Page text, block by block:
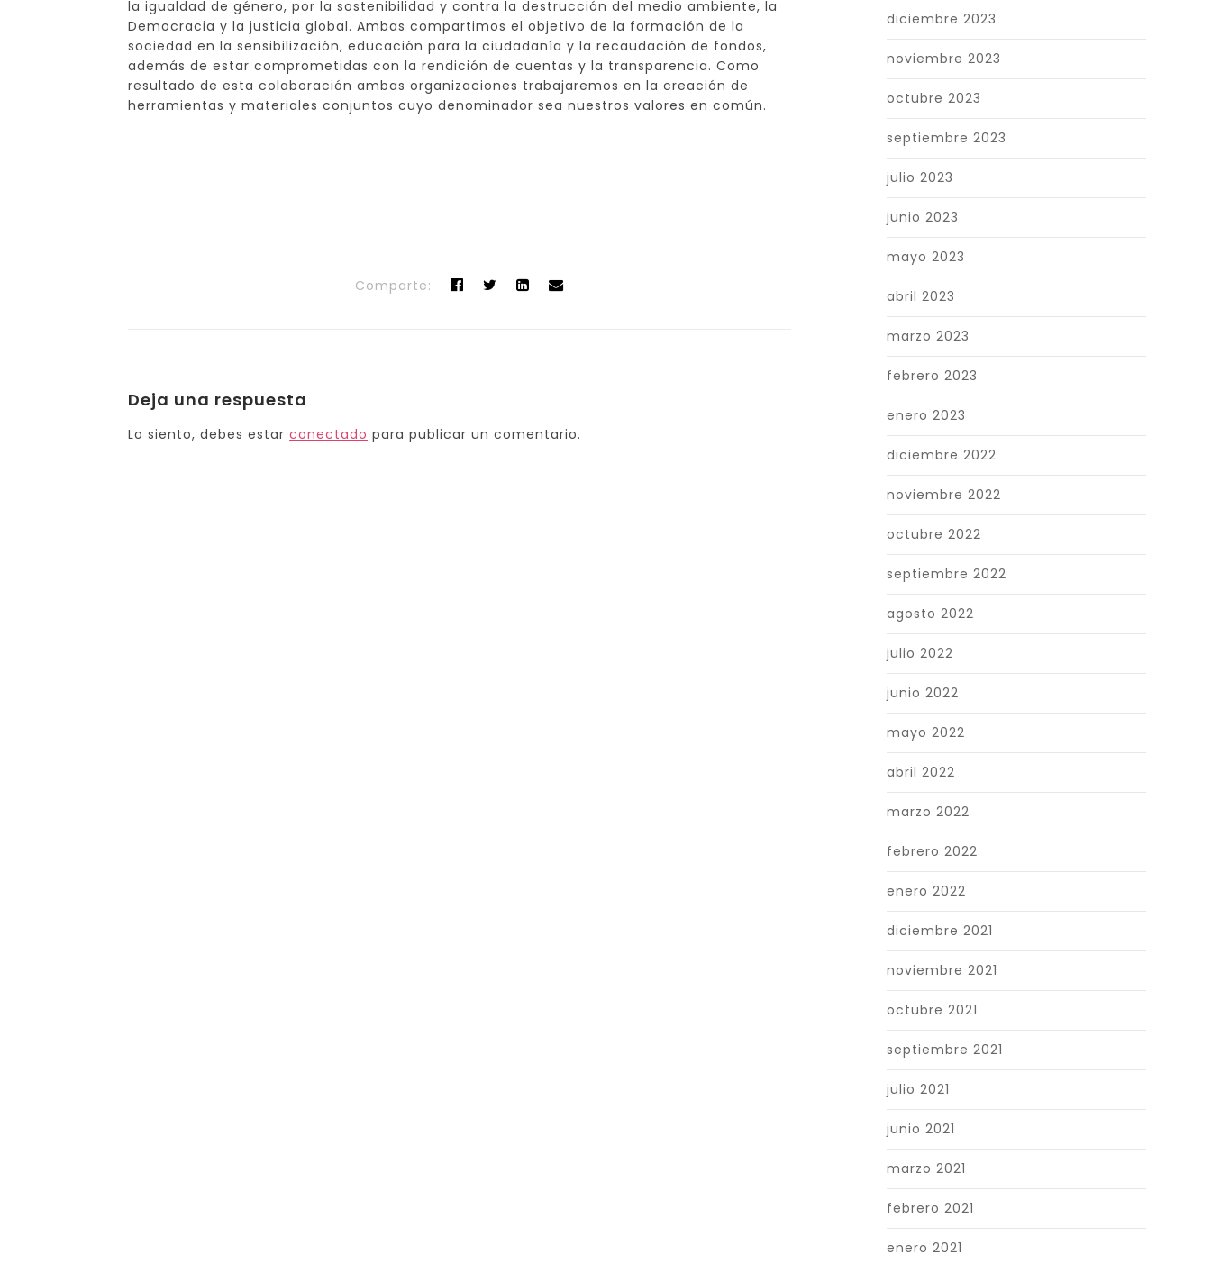
la igualdad de género, por la sostenibilidad y contra la destrucción del medio ambiente, la
Democracia y la justicia global. Ambas compartimos el objetivo de la formación de la
sociedad en la sensibilización, educación para la ciudadanía y la recaudación de fondos,
además de estar comprometidas con la rendición de cuentas y la transparencia. Como
resultado de esta colaboración ambas organizaciones trabajaremos en la creación de
herramientas y materiales conjuntos cuyo denominador sea nuestros valores en común.
Comparte:
Deja una respuesta
Lo siento, debes estarconectado para publicar un comentario.
diciembre 2023
noviembre 2023
octubre 2023
septiembre 2023
julio 2023
junio 2023
mayo 2023
abril 2023
marzo 2023
febrero 2023
enero 2023
diciembre 2022
noviembre 2022
octubre 2022
septiembre 2022
agosto 2022
julio 2022
junio 2022
mayo 2022
abril 2022
marzo 2022
febrero 2022
enero 2022
diciembre 2021
noviembre 2021
octubre 2021
septiembre 2021
julio 2021
junio 2021
marzo 2021
febrero 2021
enero 2021